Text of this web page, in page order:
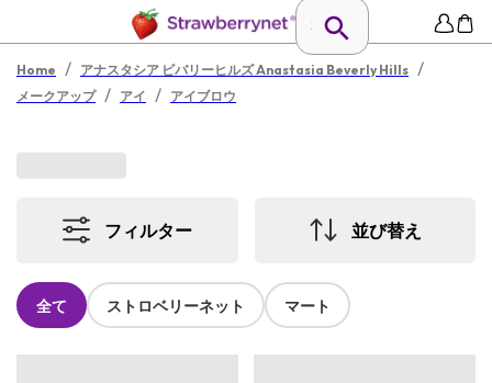
Home / アナスタシア ビバリーヒルズ Anastasia Beverly Hills /
メークアップ / アイ / アイブロウ
フィルター 並び替え
全て ストロベリーネット マート